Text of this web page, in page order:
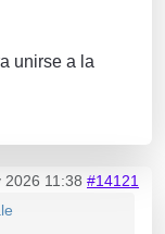
unirse a la
2026 11:38 #14121